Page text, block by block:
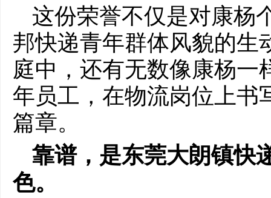
这份荣誉不仅是对康杨
邦快递青年群体风貌的生
庭中，还有无数像康杨一
年员工，在物流岗位上书
篇章。
靠谱，是东莞大朗镇快
色。